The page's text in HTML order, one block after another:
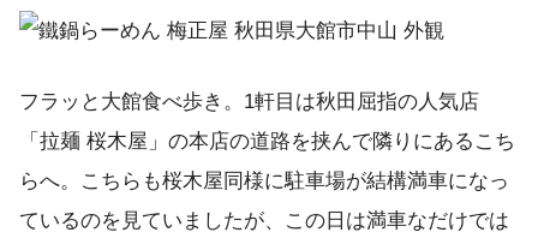
フラッと大館食べ歩き。1軒目は秋田屈指の人気店
「拉麺 桜木屋」の本店の道路を挟んで隣りにあるこち
らへ。こちらも桜木屋同様に駐車場が結構満車になっ
ているのを見ていましたが、この日は満車なだけでは